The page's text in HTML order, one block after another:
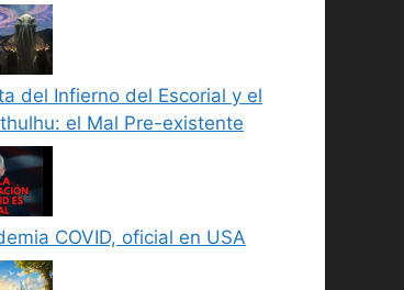
del Infierno del Escorial y el
el Mal Pre-existente
COVID, oficial en USA